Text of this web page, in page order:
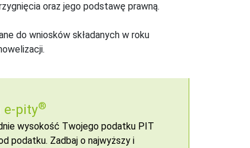
oraz jego podstawę prawną.
do wniosków składanych w roku
e-pity®
wysokość Twojego podatku PIT
podatku. Zadbaj o najwyższy i